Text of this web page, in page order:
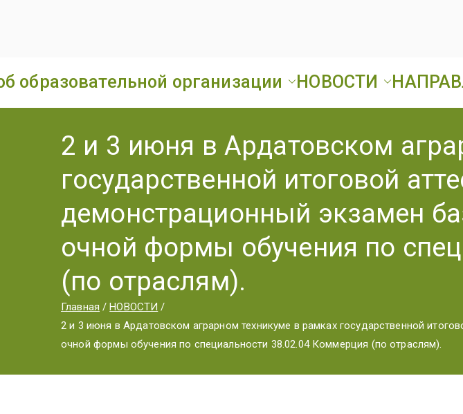
образовательной организации НОВОСТИ
2 и 3 июня в Ардатовском
государственной итоговой
демонстрационный экзамен
очной формы обучения по
(по отраслям).
Главная
НОВОСТИ
2 и 3 июня в Ардатовском аграрном техникуме в рамках государственной
очной формы обучения по специальности 38.02.04 Коммерция (по отраслям).